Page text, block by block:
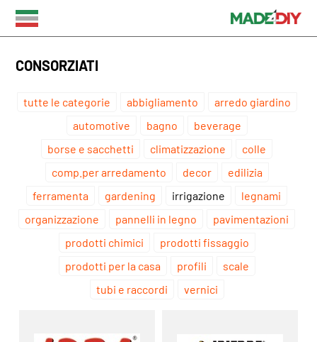
CONSORZIATI
tutte le categorie abbigliamento
arredo giardino
automotive
bagno
beverage
borse e sacchetti
climatizzazione
colle
comp.per arredamento
decor
edilizia
ferramenta
gardening irrigazione
legnami
organizzazione
pannelli in legno
pavimentazioni
prodotti chimici
prodotti fissaggio
prodotti per la casa
profili
scale
tubi e raccordi
vernici